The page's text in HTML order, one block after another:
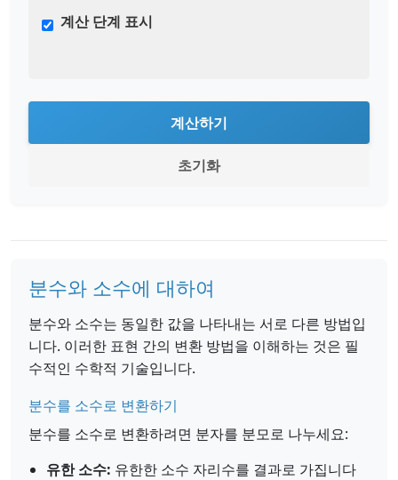
계산 단계 표시
계산하기
초기화
분수와 소수에 대하여
분수와 소수는 동일한 값을 나타내는 서로 다른 방법입
니다. 이러한 표현 간의 변환 방법을 이해하는 것은 필
수적인 수학적 기술입니다.
분수를 소수로 변환하기
분수를 소수로 변환하려면 분자를 분모로 나누세요:
유한 소수: 유한한 소수 자리수를 결과로 가집니다